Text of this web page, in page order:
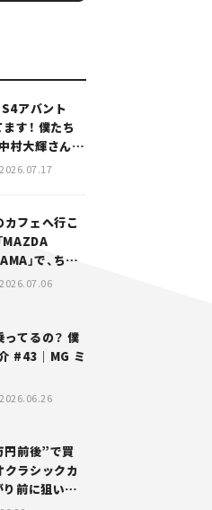
アバント
ます！ 僕たち
村大輝さん
田智之の
2026.07.17
カフェへ行こ
MAZDA
」で、ちょ
連載｜CCG
2026.07.06
ってるの？ 僕
#43｜MG ミ
2026.06.26
前後”で買
クラシックカ
り前に狙いた